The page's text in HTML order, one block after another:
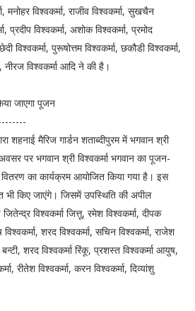
मनोहर विश्वकर्मा, राजीव विश्वकर्मा, सुखचैन
प्रदीप विश्वकर्मा, अशोक विश्वकर्मा, प्रमोद
विश्वकर्मा, पुरूषोत्तम विश्वकर्मा, छकौडी विश्वकर्मा,
नीरज विश्वकर्मा आदि ने की है।
जाएगा पूजन
शहनाई मैरिज गार्डन शताब्दीपुरम में भगवान श्री
पर भगवान श्री विश्वकर्मा भगवान का पूजन-
का कार्यक्रम आयोजित किया गया है। इस
भी किए जाएंगे। जिसमें उपस्थिति की अपील
विश्वकर्मा जित्तू, रमेश विश्वकर्मा, दीपक
विश्वकर्मा, शरद विश्वकर्मा, सचिन विश्वकर्मा, राजेश
बन्टी, शरद विश्वकर्मा रिंकू, प्रशस्त विश्वकर्मा आयुष,
रीतेश विश्वकर्मा, करन विश्वकर्मा, दिव्यांशु